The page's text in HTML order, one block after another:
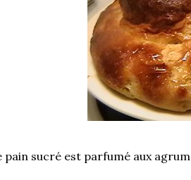
pain sucré est parfumé aux